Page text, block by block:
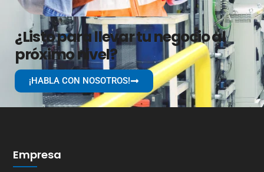
¿Listo para llevar tu negocio al
próximo nivel?
¡HABLA CON NOSOTROS!
Empresa